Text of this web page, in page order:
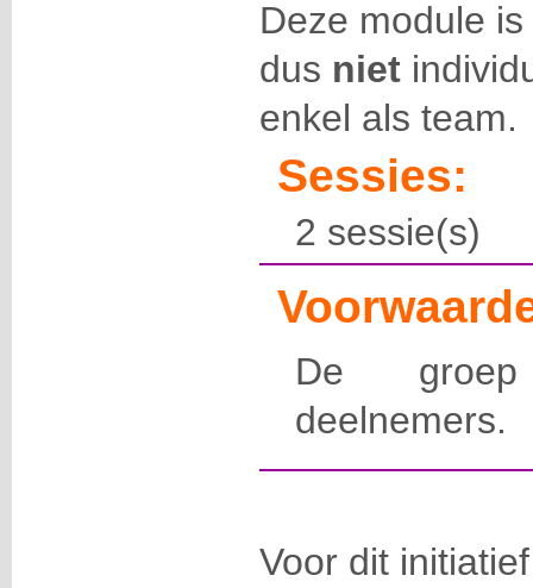
Deze module is
dus niet
enkel als team.
Sessies:
2 sessie(s)
De
deelnemers.
Voor dit